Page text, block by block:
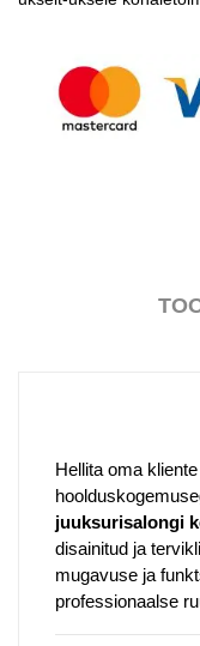
Hellita oma
juuksurisalongi
disainitud ja
mugavuse ja
professionaalse